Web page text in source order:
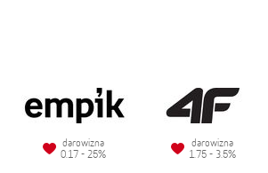
darowizna
0.17 - 25%
darowizna
1.75 - 3.5%